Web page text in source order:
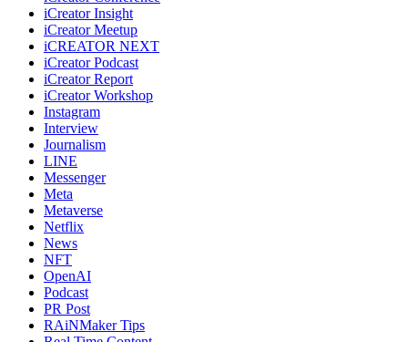
iCreator Insight
iCreator Meetup
iCREATOR NEXT
iCreator Podcast
iCreator Report
iCreator Workshop
Instagram
Interview
Journalism
LINE
Messenger
Meta
Metaverse
Netflix
News
NFT
OpenAI
Podcast
PR Post
RAiNMaker Tips